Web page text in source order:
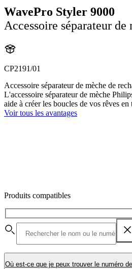
WavePro Styler 9000
Accessoire séparateur de
CP2191/01
Accessoire séparateur de mèche de
L'accessoire séparateur de mèche
aide à créer les boucles de vos rêves
Voir tous les avantages
Produits compatibles
Où est-ce que je peux trouver le numéro